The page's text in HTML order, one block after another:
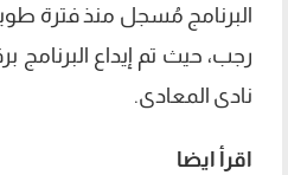
البرنامج مُسجل منذ فترة
نادى المعادى.
اقرأ ايضا